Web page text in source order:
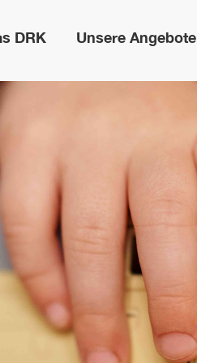
DRK Unsere Angebote